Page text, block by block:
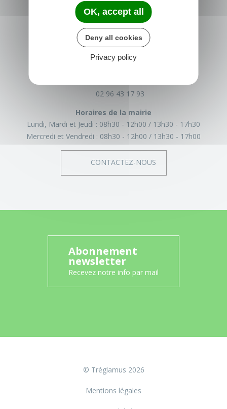
TRÉGLAMUS
15 rue de la Mairie
22540 Tréglamus
02 96 43 17 93
Horaires de la mairie
Lundi, Mardi et Jeudi : 08h30 - 12h00
13h30 - 17h30
Mercredi et Vendredi : 08h30 - 12h00 13h30 - 17h00
CONTACTEZ-NOUS
Abonnement
newsletter
Recevez notre info par mail
© Tréglamus 2026
Mentions légales
OK, accept all
Deny all cookies
Privacy policy